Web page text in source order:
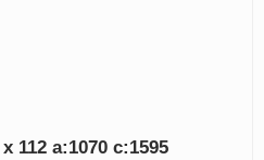
112 a:1070 c:1595